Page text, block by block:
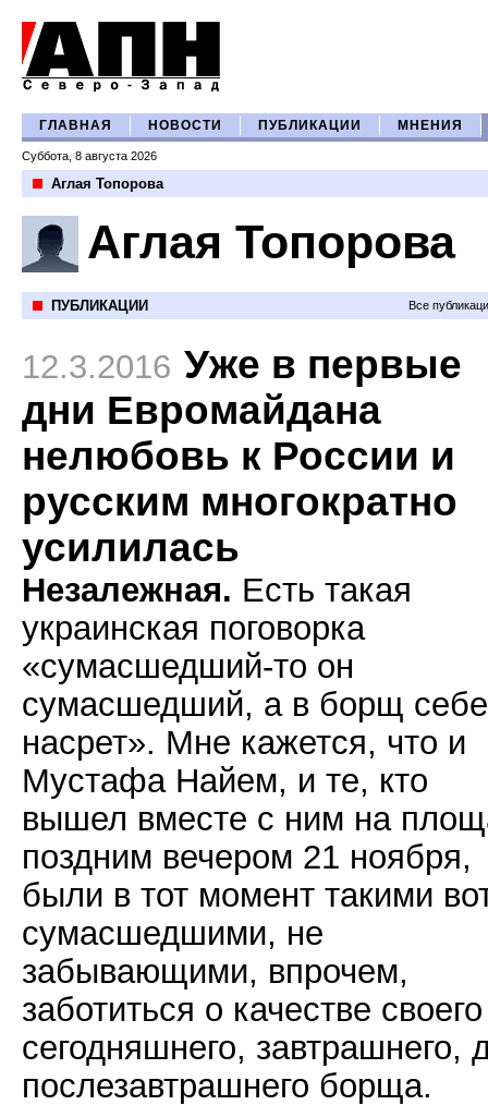
ГЛАВНАЯ НОВОСТИ ПУБЛИКАЦИИ МНЕНИЯ
Суббота, 8 августа 2026
Аглая Топорова
Аглая Топорова
ПУБЛИКАЦИИ Все
12.3.2016 Уже в первые
дни Евромайдана
нелюбовь к России и
русским многократно
усилилась
Незалежная. Есть такая
украинская поговорка
«сумасшедший-то он
сумасшедший, а в борщ
насрет». Мне кажется, что и
Мустафа Найем, и те, кто
вышел вместе с ним на
поздним вечером 21 ноября,
были в тот момент такими
сумасшедшими, не
забывающими, впрочем,
заботиться о качестве своего
сегодняшнего, завтрашнего,
послезавтрашнего борща.